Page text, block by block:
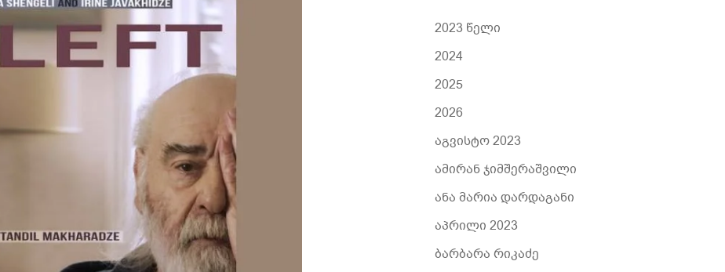
2023 წელი
2024
2025
2026
აგვისტო 2023
ამირან ჯიმშერაშვილი
ანა მარია დარდაგანი
აპრილი 2023
ბარბარა რიკაძე